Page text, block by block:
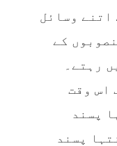
اتنے وسائل
کے
رہتے۔
اس وقت
پسند
پسند